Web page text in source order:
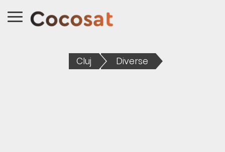
Cluj Diverse